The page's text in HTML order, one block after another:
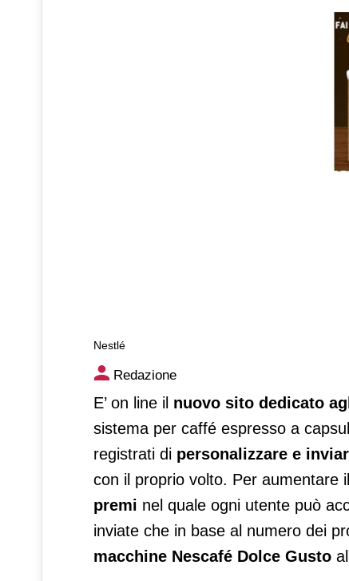
Nestlé
Nestlé
Redazione
E’ on line il nuovo sito dedicato
sistema per caffé espresso a
registrati di personalizzare e
con il proprio volto. Per aumentare
premi nel quale ogni utente può
inviate che in base al numero dei
macchine Nescafé Dolce Gusto